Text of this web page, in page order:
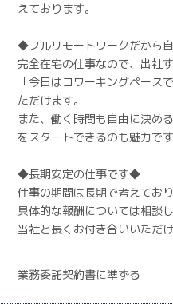
えております。
◆フルリモートワークだから
完全在宅の仕事なので、出社
「今日はコワーキングペース
ただけます。
また、働く時間も自由に決め
をスタートできるのも魅力です
◆長期安定の仕事です◆
仕事の期間は長期で考えてお
具体的な報酬については相談
当社と長くお付き合いいただ
業務委託契約書に準ずる